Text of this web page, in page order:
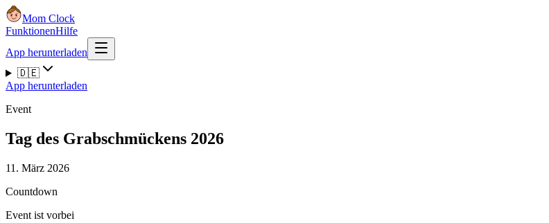
Mom Clock
FunktionenHilfe
App herunterladen
🇩🇪
App herunterladen
Event
Tag des Grabschmückens 2026
11. März 2026
Countdown
Event ist vorbei